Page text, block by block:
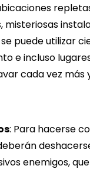
misteriosas
puede utilizar
e incluso
cada vez más
: Para hacerse
enemigos,